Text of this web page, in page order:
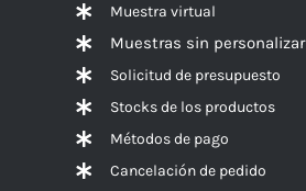
Muestra virtual
Muestras sin personalizar
Solicitud de presupuesto
Stocks de los productos
Métodos de pago
Cancelación de pedido